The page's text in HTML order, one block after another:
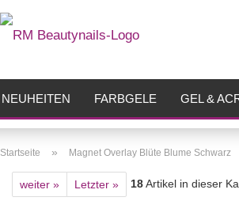
NEUHEITEN FARBGELE GEL &
Startseite » Magnet Overlay Blüte Blume Schwarz
weiter » Letzter » 18Artikel in dieser